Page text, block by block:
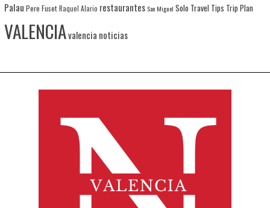
Palau Pere Fuset Raquel Alario restaurantes San Miguel Solo Travel Tips Trip Plan
VALENCIAvalencia noticias